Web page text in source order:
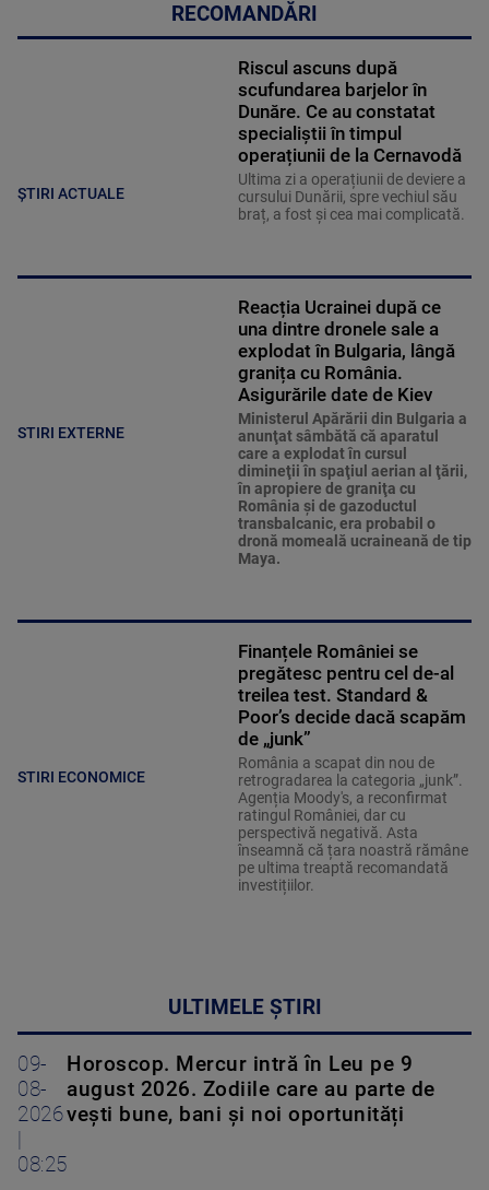
RECOMANDĂRI
ȘTIRI ACTUALE
Riscul ascuns după
scufundarea barjelor în
Dunăre. Ce au constatat
specialiștii în timpul
operațiunii de la Cernavodă
Ultima zi a operațiunii de deviere a
cursului Dunării, spre vechiul său
braț, a fost și cea mai complicată.
STIRI EXTERNE
Reacția Ucrainei după ce
una dintre dronele sale a
explodat în Bulgaria, lângă
granița cu România.
Asigurările date de Kiev
Ministerul Apărării din Bulgaria a
anunţat sâmbătă că aparatul
care a explodat în cursul
dimineţii în spaţiul aerian al ţării,
în apropiere de graniţa cu
România şi de gazoductul
transbalcanic, era probabil o
dronă momeală ucraineană de tip
Maya.
STIRI ECONOMICE
Finanțele României se
pregătesc pentru cel de-al
treilea test. Standard &
Poor’s decide dacă scapăm
de „junk”
România a scapat din nou de
retrogradarea la categoria „junk”.
Agenția Moody's, a reconfirmat
ratingul României, dar cu
perspectivă negativă. Asta
înseamnă că țara noastră rămâne
pe ultima treaptă recomandată
investițiilor.
ULTIMELE ȘTIRI
09-
08-
2026
08:25
Horoscop. Mercur intră în Leu pe 9
august 2026. Zodiile care au parte de
vești bune, bani și noi oportunități